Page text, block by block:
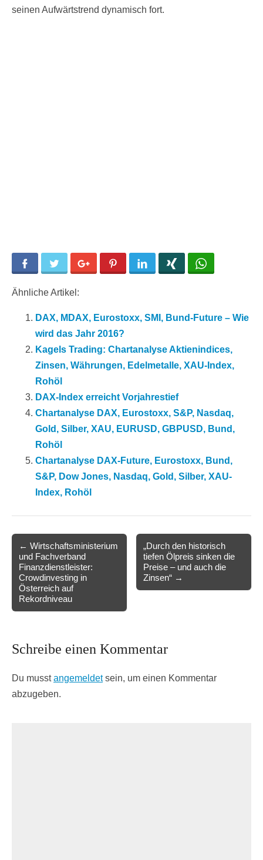
seinen Aufwärtstrend dynamisch fort.
Facebook Twitter Google+ Pinterest LinkedIn
Ähnliche Artikel:
DAX, MDAX, Eurostoxx, SMI, Bund-Future – Wie
wird das Jahr 2016?
Kagels Trading: Chartanalyse Aktienindices,
Zinsen, Währungen, Edelmetalle, XAU-Index,
Rohöl
DAX-Index erreicht Vorjahrestief
Chartanalyse DAX, Eurostoxx, S&P, Nasdaq,
Gold, Silber, XAU, EURUSD, GBPUSD, Bund,
Rohöl
Chartanalyse DAX-Future, Eurostoxx, Bund,
S&P, Dow Jones, Nasdaq, Gold, Silber, XAU-
Index, Rohöl
Post
navigation
← Wirtschaftsministerium
und Fachverband
Finanzdienstleister:
Crowdinvesting in
Österreich auf
Rekordniveau
„Durch den historisch
tiefen Ölpreis sinken die
Preise – und auch die
Zinsen“ →
Schreibe einen Kommentar
Du musstangemeldetsein, um einen Kommentar
abzugeben.